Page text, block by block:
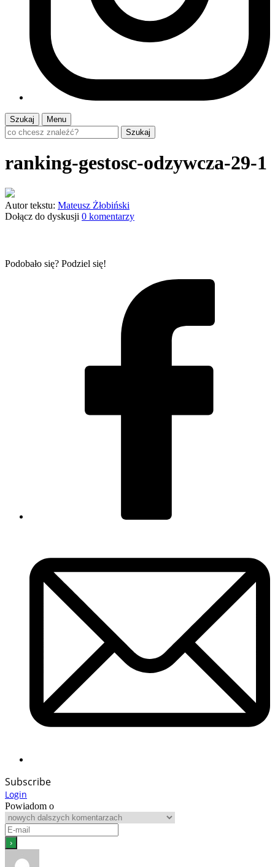
Szukaj
Menu
Szukaj
ranking-gestosc-odzywcza-29-1
Autor tekstu: Mateusz Żłobiński
Dołącz do dyskusji 0 komentarzy
Podobało się? Podziel się!
Subscribe
Login
Powiadom o